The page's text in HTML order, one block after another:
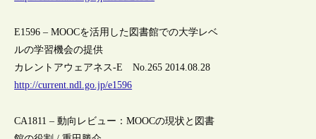
E1596 – MOOCを活用した図書館での大学レベ
ルの学習機会の提供
カレントアウェアネス-E No.265 2014.08.28
http://current.ndl.go.jp/e1596
CA1811 – 動向レビュー：MOOCの現状と図書